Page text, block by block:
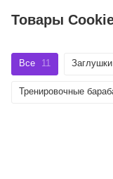
Товары
Все 11
Тренировочные